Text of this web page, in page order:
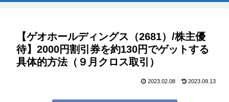
【ゲオホールディングス（2681）/株主優
待】2000円割引券を約130円でゲットする
具体的方法（９月クロス取引）
2023.02.08 2023.09.13